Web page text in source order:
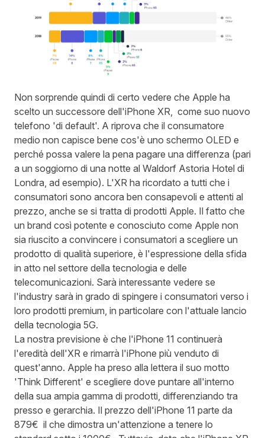
Non sorprende quindi di certo vedere che Apple ha
scelto un successore dell'iPhone XR, come suo nuovo
telefono 'di default'. A riprova che il consumatore
medio non capisce bene cos'è uno schermo OLED e
perché possa valere la pena pagare una differenza (pari
a un soggiorno di una notte al Waldorf Astoria Hotel di
Londra, ad esempio). L'XR ha ricordato a tutti che i
consumatori sono ancora ben consapevoli e attenti al
prezzo, anche se si tratta di prodotti Apple. Il fatto che
un brand così potente e conosciuto come Apple non
sia riuscito a convincere i consumatori a scegliere un
prodotto di qualità superiore, è l'espressione della sfida
in atto nel settore della tecnologia e delle
telecomunicazioni. Sarà interessante vedere se
l'industry sarà in grado di spingere i consumatori verso i
loro prodotti premium, in particolare con l'attuale lancio
della tecnologia 5G.
La nostra previsione è che l'iPhone 11 continuerà
l'eredità dell'XR e rimarrà l'iPhone più venduto di
quest'anno. Apple ha preso alla lettera il suo motto
'Think Different' e scegliere dove puntare all'interno
della sua ampia gamma di prodotti, differenziando tra
presso e gerarchia. Il prezzo dell'iPhone 11 parte da
879€ il che dimostra un'attenzione a tenere lo